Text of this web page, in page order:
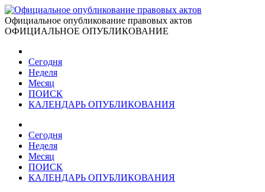
Официальное опубликование правовых актов
ОФИЦИАЛЬНОЕ ОПУБЛИКОВАНИЕ
Сегодня
Неделя
Месяц
ПОИСК
КАЛЕНДАРЬ ОПУБЛИКОВАНИЯ
Сегодня
Неделя
Месяц
ПОИСК
КАЛЕНДАРЬ ОПУБЛИКОВАНИЯ